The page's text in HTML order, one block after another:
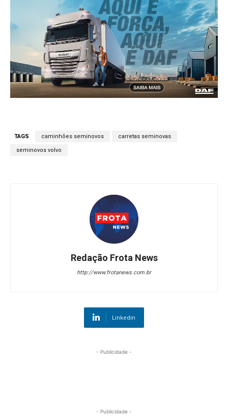
TAGS caminhões seminovos carretas seminovas
seminovos volvo
Redação Frota News
http://www.frotanews.com.br
Linkedin
- Publicidade -
- Publicidade -